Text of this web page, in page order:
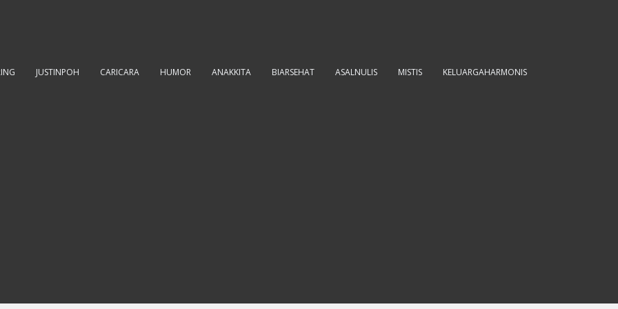
JUSTINPOH CARICARA HUMOR ANAKKITA BIARSEHAT ASALNULIS MISTIS KELUARGAHARMONIS